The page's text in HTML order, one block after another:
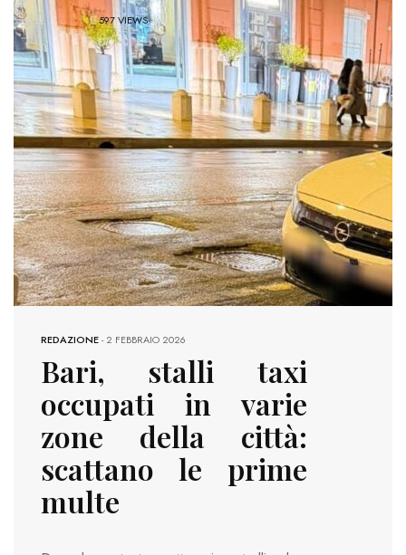
597 VIEWS
REDAZIONE-2 FEBBRAIO 2026
Bari, stalli taxi
occupati in varie
zone della città:
scattano le prime
multe